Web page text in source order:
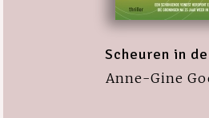
Scheuren in
Anne-Gine